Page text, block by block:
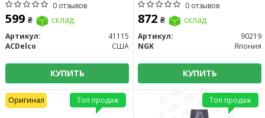
0 отзывов
599 ₴ склад
Артикул:
41115
ACDelco
США
КУПИТЬ
0 отзывов
872 ₴ склад
Артикул:
90219
NGK
Япония
КУПИТЬ
Топ продаж
Оригинал Топ продаж